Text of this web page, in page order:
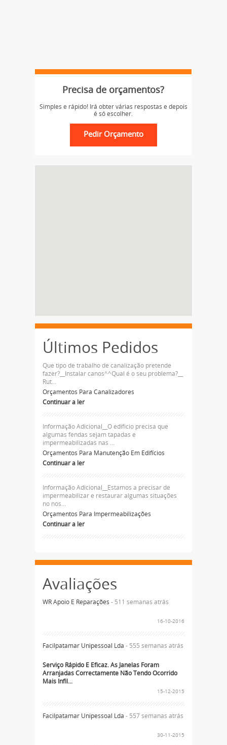
Precisa de orçamentos?
Simples e rápido! Irá obter várias respostas e depois
é só escolher.
Últimos Pedidos
Que tipo de trabalho de canalização pretende
fazer?__Instalar canos^^Qual é o seu problema?__
Rut...
Orçamentos Para Canalizadores
Continuar a ler
Informação Adicional__O edificio precisa que
algumas fendas sejam tapadas e
impermeabilizadas nas ...
Orçamentos Para Manutenção Em Edifícios
Continuar a ler
Informação Adicional__Estamos a precisar de
impermeabilizar e restaurar algumas situações
no nos...
Orçamentos Para Impermeabilizações
Continuar a ler
Avaliações
WR Apoio E Reparações - 511 semanas atrás
16-10-2016
Facilpatamar Unipessoal Lda - 555 semanas atrás
Serviço Rápido E Eficaz. As Janelas Foram
Arranjadas Correctamente Não Tendo Ocorrido
Mais Infil...
15-12-2015
Facilpatamar Unipessoal Lda - 557 semanas atrás
30-11-2015